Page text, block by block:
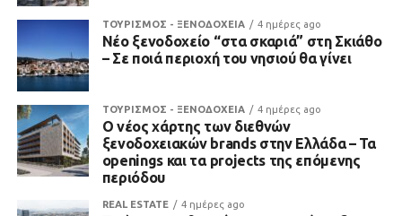
ΤΟΥΡΙΣΜΟΣ - ΞΕΝΟΔΟΧΕΙΑ 4 ημέρες ago
Νέο ξενοδοχείο “στα σκαριά” στη Σκιάθο
– Σε ποιά περιοχή του νησιού θα γίνει
ΤΟΥΡΙΣΜΟΣ - ΞΕΝΟΔΟΧΕΙΑ 4 ημέρες ago
Ο νέος χάρτης των διεθνών
ξενοδοχειακών brands στην Ελλάδα – Τα
openings και τα projects της επόμενης
περιόδου
REAL ESTATE 4 ημέρες ago